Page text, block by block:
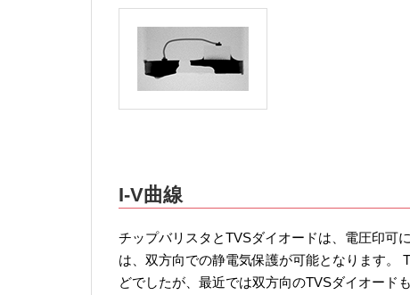
I-V曲線
チップバリスタとTVSダイオードは、電圧印可
は、双方向での静電気保護が可能となります。
どでしたが、最近では双方向のTVSダイオード